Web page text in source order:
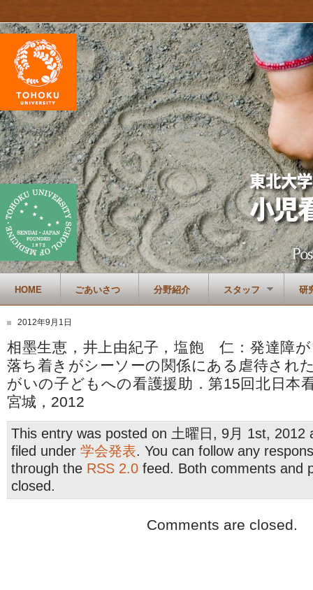
HOME ごあいさつ 分野紹介 スタッフ 研
2012年9月1日
相墨生恵，井上由紀子，塩飽 仁：発達障
落ち着きがシーソーの関係にある虐待され
がいの子どもへの看護援助．第15回北日本
宮城，2012
This entry was posted on 土曜日, 9月 1st, 2012
filed under 学会発表. You can follow any
through the RSS 2.0 feed. Both comments and
closed.
Comments are closed.